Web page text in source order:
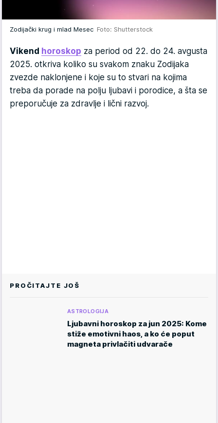
Zodijački krug i mlad Mesec Foto: Shutterstock
Vikend horoskop za period od 22. do 24. avgusta
2025. otkriva koliko su svakom znaku Zodijaka
zvezde naklonjene i koje su to stvari na kojima
treba da porade na polju ljubavi i porodice, a šta se
preporučuje za zdravlje i lični razvoj.
PROČITAJTE JOŠ
ASTROLOGIJA
Ljubavni horoskop za jun 2025: Kome
stiže emotivni haos, a ko će poput
magneta privlačiti udvarače